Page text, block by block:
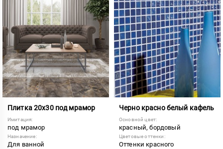
Плитка 20х30 под мрамор
Имитация:
под мрамор
Назначение:
Для ванной
Черно красно белый кафель
Основной цвет:
красный, бордовый
Цветовые оттенки:
Оттенки красного